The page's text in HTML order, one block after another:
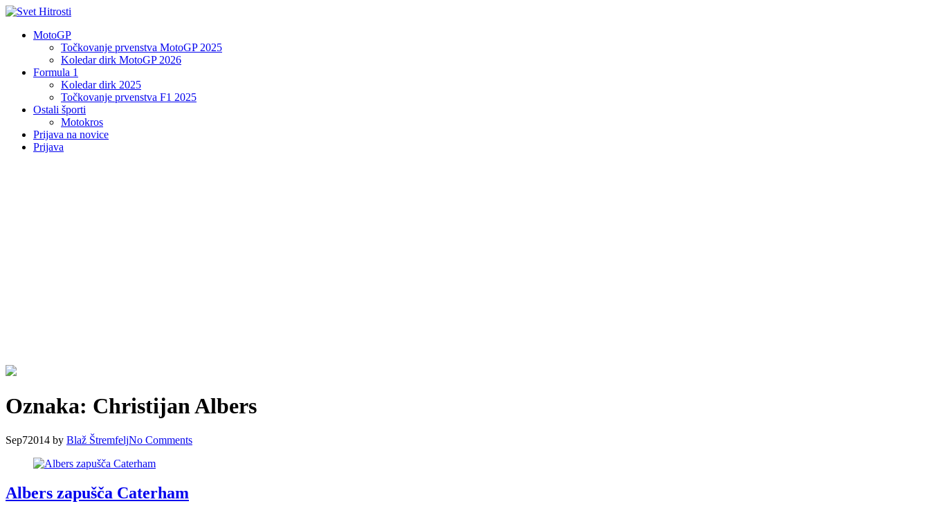
MotoGP
Točkovanje prvenstva MotoGP 2025
Koledar dirk MotoGP 2026
Formula 1
Koledar dirk 2025
Točkovanje prvenstva F1 2025
Ostali športi
Motokros
Prijava na novice
Prijava
Oznaka: Christijan Albers
Sep72014 by Blaž ŠtremfeljNo Comments
Albers zapušča Caterham